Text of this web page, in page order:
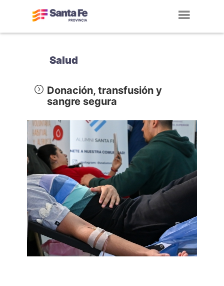
Salud
Donación, transfusión y
sangre segura